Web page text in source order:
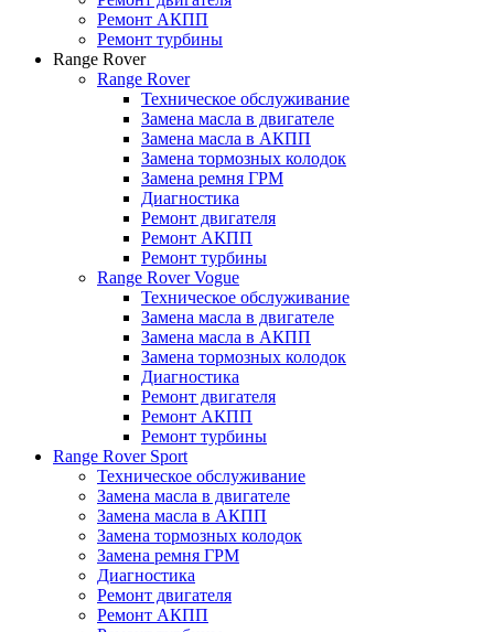
Ремонт АКПП
Ремонт турбины
Range Rover
Range Rover
Техническое обслуживание
Замена масла в двигателе
Замена масла в АКПП
Замена тормозных колодок
Замена ремня ГРМ
Диагностика
Ремонт двигателя
Ремонт АКПП
Ремонт турбины
Range Rover Vogue
Техническое обслуживание
Замена масла в двигателе
Замена масла в АКПП
Замена тормозных колодок
Диагностика
Ремонт двигателя
Ремонт АКПП
Ремонт турбины
Range Rover Sport
Техническое обслуживание
Замена масла в двигателе
Замена масла в АКПП
Замена тормозных колодок
Замена ремня ГРМ
Диагностика
Ремонт двигателя
Ремонт АКПП